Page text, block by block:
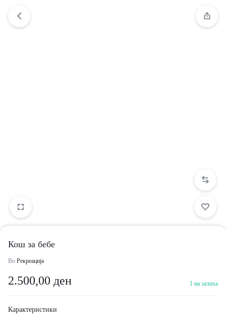
Кош за бебе
Во Рекреација
2.500,00 ден 1 на залиха
Карактеристики